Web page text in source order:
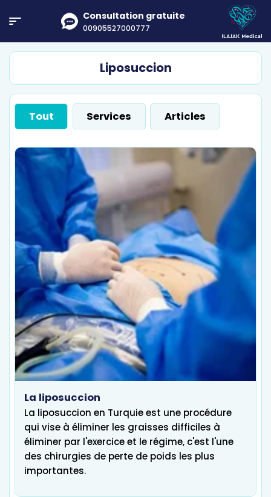
Consultation gratuite
00905527000777
Liposuccion
Tout Services Articles
La liposuccion
La liposuccion en Turquie est une procédure
qui vise à éliminer les graisses difficiles à
éliminer par l'exercice et le régime, c'est l'une
des chirurgies de perte de poids les plus
importantes.